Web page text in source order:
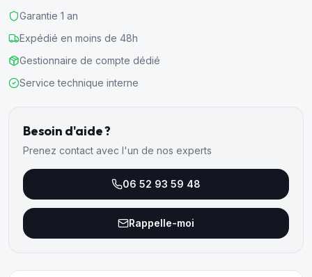
Garantie 1 an
Expédié en moins de 48h
Gestionnaire de compte dédié
Service technique interne
Besoin d'aide ?
Prenez contact avec l'un de nos experts
06 52 93 59 48
Rappelle-moi